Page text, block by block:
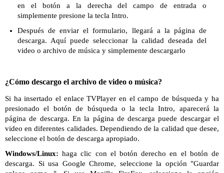
en el botón a la derecha del campo de entrada o
simplemente presione la tecla Intro.
Después de enviar el formulario, llegará a la página de
descarga. Aquí puede seleccionar la calidad deseada del
video o archivo de música y simplemente descargarlo
¿Cómo descargo el archivo de video o música?
Si ha insertado el enlace TVPlayer en el campo de búsqueda y ha
presionado el botón de búsqueda o la tecla Intro, aparecerá la
página de descarga. En la página de descarga puede descargar el
video en diferentes calidades. Dependiendo de la calidad que desee,
seleccione el botón de descarga apropiado.
Windows/Linux: haga clic con el botón derecho en el botón de
descarga. Si usa Google Chrome, seleccione la opción "Guardar